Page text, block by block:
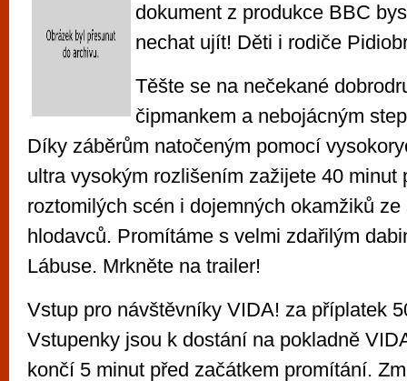
dokument z produkce BBC
nechat ujít! Děti i rodiče
Těšte se na nečekané
čipmankem a nebojácným
Díky záběrům natočeným pomocí
ultra vysokým rozlišením zažijete 40 minut
roztomilých scén i dojemných okamžiků
hlodavců. Promítáme s velmi zdařilým
Lábuse. Mrkněte na trailer!
Vstup pro návštěvníky VIDA! za příplatek
Vstupenky jsou k dostání na pokladně
končí 5 minut před začátkem promítání.